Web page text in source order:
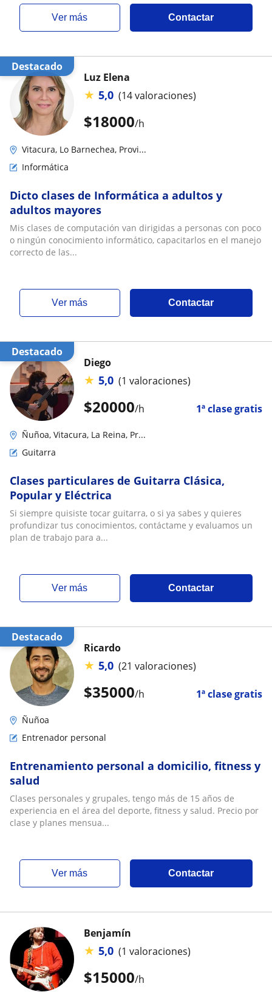
ver más Contactar
Destacado
$18000/h
Luz Elena
★ 5,0 (14 valoraciones)
Vitacura, Lo Barnechea, Provi...
Informática
Dicto clases de Informática a adultos y
adultos mayores
Mis clases de computación van dirigidas a personas con poco
o ningún conocimiento informático, capacitarlos en el manejo
correcto de las...
ver más Contactar
Destacado
$20000/h 1ª clase gratis
Diego
★ 5,0 (1 valoraciones)
Ñuñoa, Vitacura, La Reina, Pr...
Guitarra
Clases particulares de Guitarra Clásica,
Popular y Eléctrica
Si siempre quisiste tocar guitarra, o si ya sabes y quieres
profundizar tus conocimientos, contáctame y evaluamos un
plan de trabajo para a...
ver más Contactar
Destacado
$35000/h 1ª clase gratis
Ricardo
★ 5,0 (21 valoraciones)
Ñuñoa
Entrenador personal
Entrenamiento personal a domicilio, fitness y
salud
Clases personales y grupales, tengo más de 15 años de
experiencia en el área del deporte, fitness y salud. Precio por
clase y planes mensua...
ver más Contactar
$15000/h
Benjamín
★ 5,0 (1 valoraciones)